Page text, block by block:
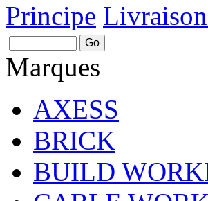
Principe
Marques
AXESS
BRICK
BUILD